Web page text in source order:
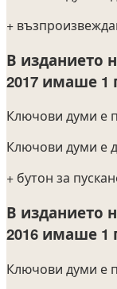
+
В изданието
2017 имаше 1
Ключови думи е
Ключови думи е
+ бутон за
В изданието
2016 имаше 1
Ключови думи е